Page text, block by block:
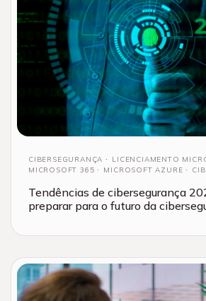
CIBERSEGURANÇA
LICENCIAMENTO
MICROSOFT 365
MICROSOFT AZURE
Tendências de cibersegurança
preparar para o futuro da